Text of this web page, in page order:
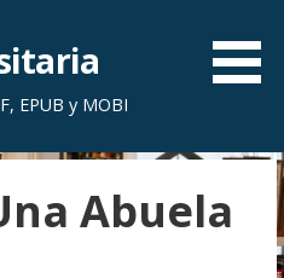
EPUB y MOBI
Abuela